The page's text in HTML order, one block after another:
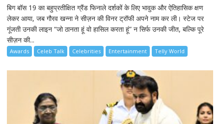
बिग बॉस 19 का बहुप्रतीक्षित ग्रैंड फिनाले दर्शकों के लिए भावुक और ऐतिहासिक क्षण
लेकर आया, जब गौरव खन्ना ने सीज़न की विनर ट्रॉफी अपने नाम कर ली। स्टेज पर
गूंजती उनकी लाइन “जो ठानता हूं वो हासिल करता हूं” न सिर्फ उनकी जीत, बल्कि पूरे
सीज़न की...
Awards Celeb Talk Celebrities Entertainment Telly World